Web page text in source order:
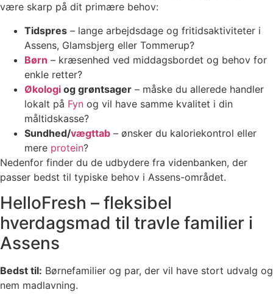
være skarp på dit primære behov:
Tidspres – lange arbejdsdage og fritidsaktiviteter i
Assens, Glamsbjerg eller Tommerup?
Børn – kræsenhed ved middagsbordet og behov for
enkle retter?
Økologi og grøntsager – måske du allerede handler
lokalt på Fyn og vil have samme kvalitet i din
måltidskasse?
Sundhed/vægttab – ønsker du kaloriekontrol eller
mere protein?
Nedenfor finder du de udbydere fra videnbanken, der
passer bedst til typiske behov i Assens-området.
HelloFresh – fleksibel
hverdagsmad til travle familier i
Assens
Bedst til: Børnefamilier og par, der vil have stort udvalg og
nem madlavning.